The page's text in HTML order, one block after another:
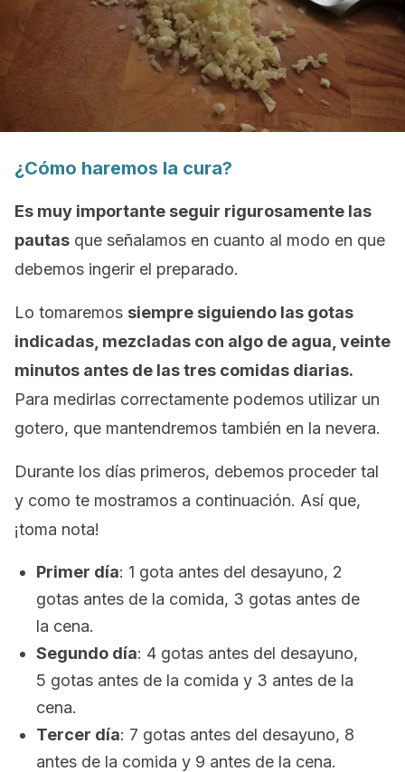
¿Cómo haremos la cura?
Es muy importante seguir rigurosamente las
pautas que señalamos en cuanto al modo en que
debemos ingerir el preparado.
Lo tomaremos siempre siguiendo las gotas
indicadas, mezcladas con algo de agua, veinte
minutos antes de las tres comidas diarias.
Para medirlas correctamente podemos utilizar un
gotero, que mantendremos también en la nevera.
Durante los días primeros, debemos proceder tal
y como te mostramos a continuación. Así que,
¡toma nota!
Primer día: 1 gota antes del desayuno, 2
gotas antes de la comida, 3 gotas antes de
la cena.
Segundo día: 4 gotas antes del desayuno,
5 gotas antes de la comida y 3 antes de la
cena.
Tercer día: 7 gotas antes del desayuno, 8
antes de la comida y 9 antes de la cena.